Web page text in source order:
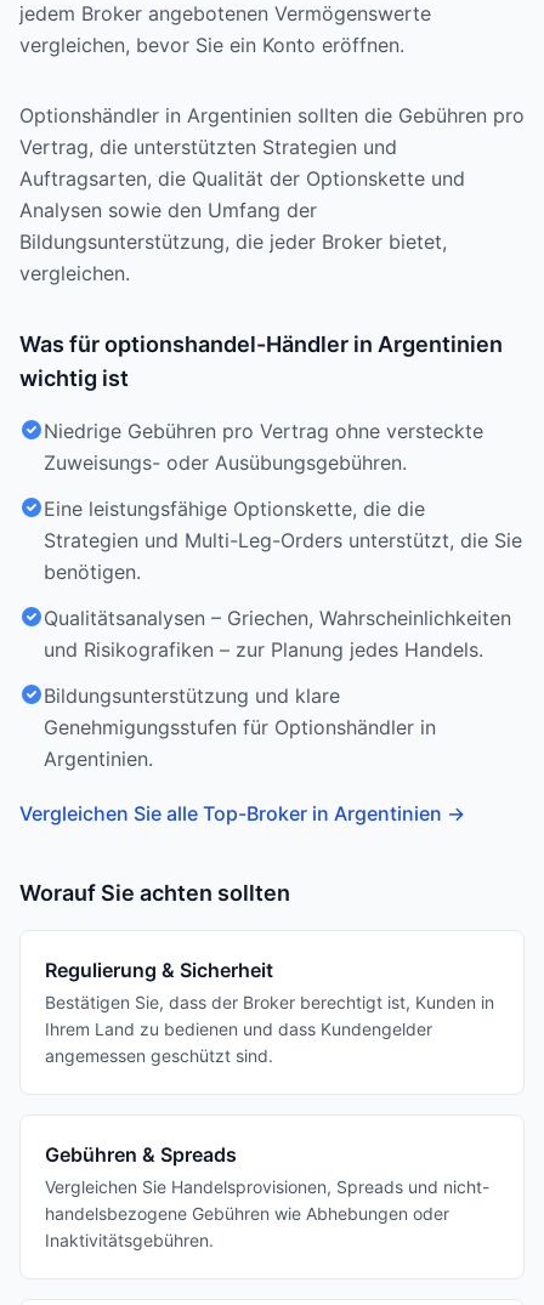
jedem Broker angebotenen Vermögenswerte
vergleichen, bevor Sie ein Konto eröffnen.
Optionshändler in Argentinien sollten die Gebühren pro
Vertrag, die unterstützten Strategien und
Auftragsarten, die Qualität der Optionskette und
Analysen sowie den Umfang der
Bildungsunterstützung, die jeder Broker bietet,
vergleichen.
Was für optionshandel-Händler in Argentinien
wichtig ist
Niedrige Gebühren pro Vertrag ohne versteckte
Zuweisungs- oder Ausübungsgebühren.
Eine leistungsfähige Optionskette, die die
Strategien und Multi-Leg-Orders unterstützt, die Sie
benötigen.
Qualitätsanalysen – Griechen, Wahrscheinlichkeiten
und Risikografiken – zur Planung jedes Handels.
Bildungsunterstützung und klare
Genehmigungsstufen für Optionshändler in
Argentinien.
Vergleichen Sie alle Top-Broker in Argentinien →
Worauf Sie achten sollten
Regulierung & Sicherheit
Bestätigen Sie, dass der Broker berechtigt ist, Kunden in
Ihrem Land zu bedienen und dass Kundengelder
angemessen geschützt sind.
Gebühren & Spreads
Vergleichen Sie Handelsprovisionen, Spreads und nicht-
handelsbezogene Gebühren wie Abhebungen oder
Inaktivitätsgebühren.